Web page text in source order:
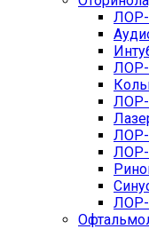
ЛОР-
ЛОР-
ЛОР-
ЛОР-
ЛОР-